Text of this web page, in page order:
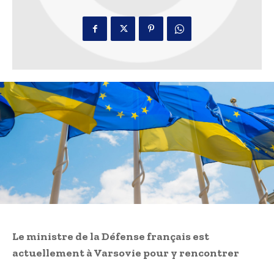
Le ministre de la Défense français est
actuellement à Varsovie pour y rencontrer